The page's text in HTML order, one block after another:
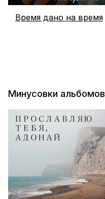
Время дано на время
Минусовки альбомов